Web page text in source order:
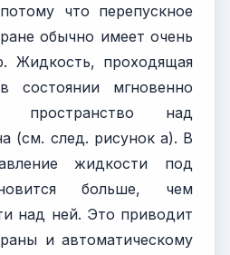
что перепускное
обычно имеет очень
Жидкость, проходящая
состоянии мгновенно
пространство над
(см. след. рисунок а). В
жидкости под
больше, чем
над ней. Это приводит
и автоматическому